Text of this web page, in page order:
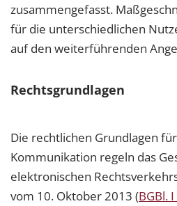
zusammengefasst.
für die unterschiedlichen
auf den weiterführenden
Rechtsgrundlagen
Die rechtlichen Grundlagen
Kommunikation regeln das
elektronischen
vom 10. Oktober 2013 (BGBl.